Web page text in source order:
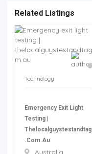
Related Listings
Technology
Emergency Exit Light
Testing |
Thelocalguystestandtag
.com.au
Australia